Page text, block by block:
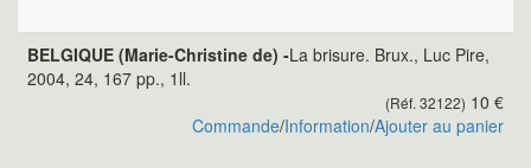
BELGIQUE (Marie-Christine de) -La brisure. Brux., Luc Pire,
2004, 24, 167 pp., 1ll.
(Réf. 32122) 10 €
Commande/Information/Ajouter au panier